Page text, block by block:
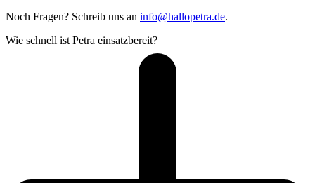
Noch Fragen? Schreib uns an info@hallopetra.de.
Wie schnell ist Petra einsatzbereit?